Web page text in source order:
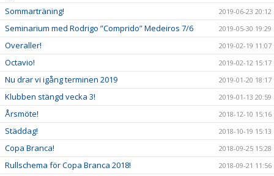
Sommarträning! 2019-06-23 20:12
Seminarium med Rodrigo ”Comprido” Medeiros 7/6 2019-05-30 19:29
Overaller! 2019-02-19 11:07
Octavio! 2019-02-12 15:17
Nu drar vi igång terminen 2019 2019-01-20 18:17
Klubben stängd vecka 3! 2019-01-13 20:59
Årsmöte! 2018-12-10 15:16
Städdag! 2018-10-19 15:13
Copa Branca! 2018-09-25 15:28
Rullschema för Copa Branca 2018! 2018-09-21 11:56